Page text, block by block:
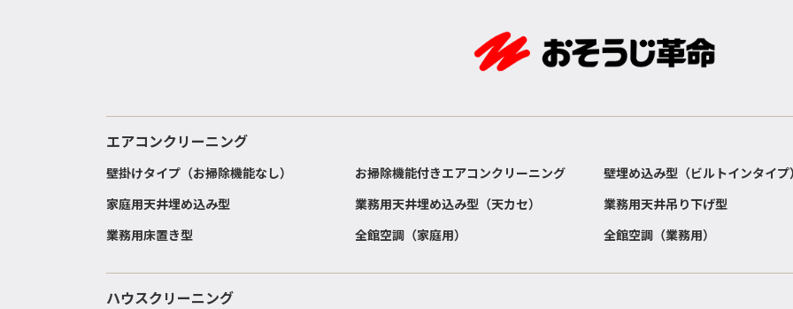
エアコンクリーニング
壁掛けタイプ（お掃除機能なし） お掃除機能付きエアコンクリーニング
壁埋め込み型（ビルトインタイプ
家庭用天井埋め込み型
業務用天井埋め込み型（天カセ）
業務用天井吊り下げ型
業務用床置き型
全館空調（家庭用） 全館空調（業務用）
ハウスクリーニング